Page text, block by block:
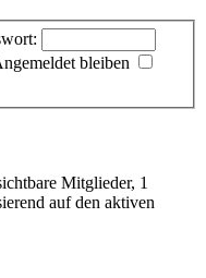
bleiben
Mitglieder, 1
auf den aktiven